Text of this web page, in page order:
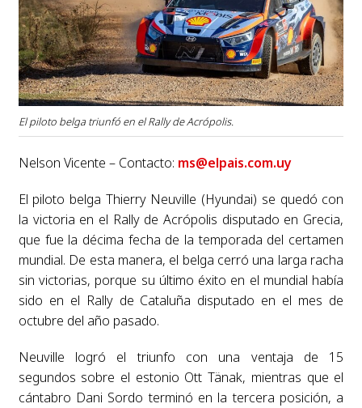
El piloto belga triunfó en el Rally de Acrópolis.
Nelson Vicente – Contacto: ms@elpais.com.uy
El piloto belga Thierry Neuville (Hyundai) se quedó con
la victoria en el Rally de Acrópolis disputado en Grecia,
que fue la décima fecha de la temporada del certamen
mundial. De esta manera, el belga cerró una larga racha
sin victorias, porque su último éxito en el mundial había
sido en el Rally de Cataluña disputado en el mes de
octubre del año pasado.
Neuville logró el triunfo con una ventaja de 15
segundos sobre el estonio Ott Tänak, mientras que el
cántabro Dani Sordo terminó en la tercera posición, a